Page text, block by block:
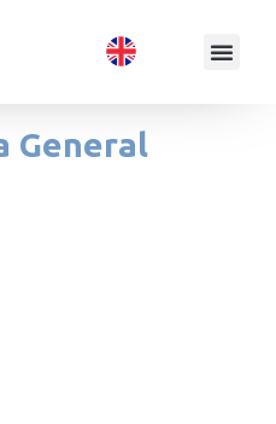
General